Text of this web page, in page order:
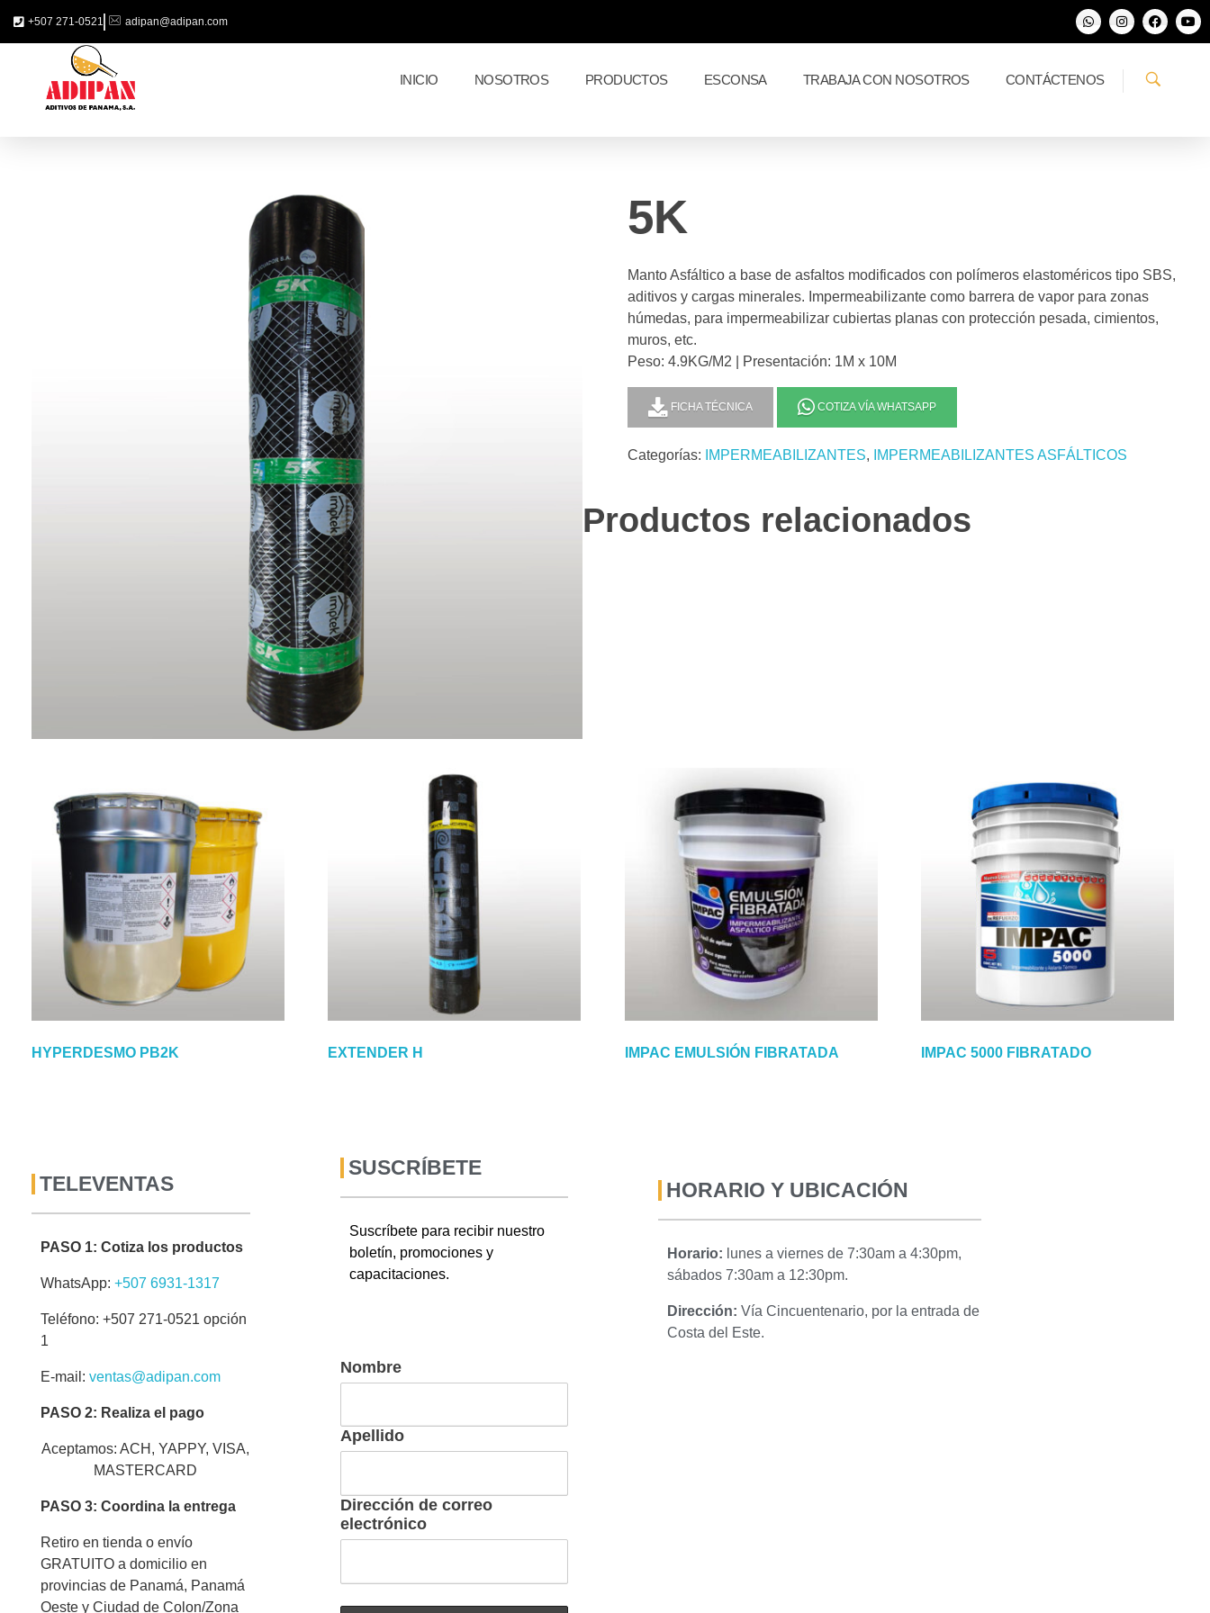
+507 271-0521 adipan@adipan.com
INICIO NOSOTROS PRODUCTOS ESCONSA TRABAJA CON NOSOTROS CONTÁCTENOS
5K
Manto Asfáltico a base de asfaltos modificados con polímeros elastoméricos tipo SBS,
aditivos y cargas minerales. Impermeabilizante como barrera de vapor para zonas
húmedas, para impermeabilizar cubiertas planas con protección pesada, cimientos,
muros, etc.
Peso: 4.9KG/M2 | Presentación: 1M x 10M
FICHA TÉCNICA COTIZA VÍA WHATSAPP
Categorías: IMPERMEABILIZANTES, IMPERMEABILIZANTES ASFÁLTICOS
Productos relacionados
HYPERDESMO PB2K EXTENDER H IMPAC EMULSIÓN FIBRATADA IMPAC 5000 FIBRATADO
TELEVENTAS
PASO 1: Cotiza los productos
WhatsApp: +507 6931-1317
Teléfono: +507 271-0521 opción
1
E-mail: ventas@adipan.com
PASO 2: Realiza el pago
Aceptamos: ACH, YAPPY, VISA,
MASTERCARD
PASO 3: Coordina la entrega
Retiro en tienda o envío
GRATUITO a domicilio en
provincias de Panamá, Panamá
Oeste y Ciudad de Colon/Zona
SUSCRÍBETE
Suscríbete para recibir nuestro
boletín, promociones y
capacitaciones.
Nombre
Apellido
Dirección de correo
electrónico
HORARIO Y UBICACIÓN
Horario: lunes a viernes de 7:30am a 4:30pm,
sábados 7:30am a 12:30pm.
Dirección: Vía Cincuentenario, por la entrada de
Costa del Este.